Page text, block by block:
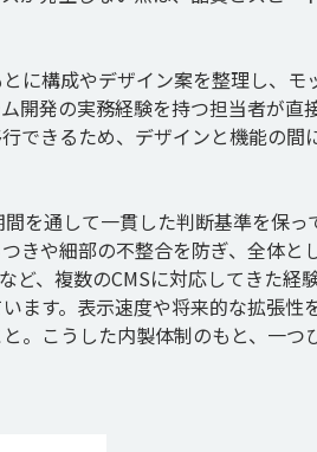
に構成やデザイン案を整理し、モ
開発の実務経験を持つ担当者が直
できるため、デザインと機能の間
を通して一貫した判断基準を保っ
きや細部の不整合を防ぎ、全体と
ど、複数のCMSに対応してきた経
ます。表示速度や将来的な拡張性
。こうした内製体制のもと、一つ